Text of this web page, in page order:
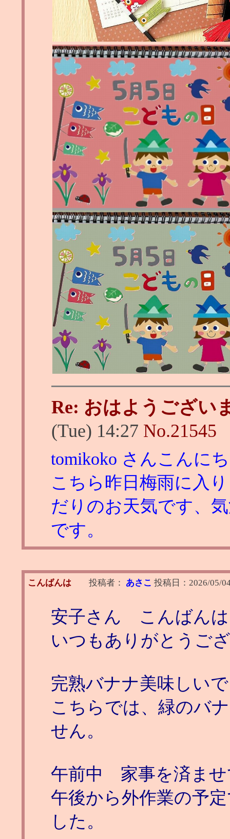
Re: おはようござい
(Tue) 14:27 No.21545
tomikoko さんこんに
こちら昨日梅雨に入
だりのお天気です、
です。
こんばんは 投稿者： あさこ 投稿日： 2026/05/
安子さん こんばんは
いつもありがとうご
完熟バナナ美味しい
こちらでは、緑のバ
せん。
午前中 家事を済ませ
午後から外作業の予
した。